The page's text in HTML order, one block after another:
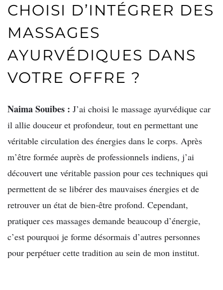
CHOISI D’INTÉGRER DES
MASSAGES
AYURVÉDIQUES DANS
VOTRE OFFRE ?
Naima Souibes : J’ai choisi le massage ayurvédique car
il allie douceur et profondeur, tout en permettant une
véritable circulation des énergies dans le corps. Après
m’être formée auprès de professionnels indiens, j’ai
découvert une véritable passion pour ces techniques qui
permettent de se libérer des mauvaises énergies et de
retrouver un état de bien-être profond. Cependant,
pratiquer ces massages demande beaucoup d’énergie,
c’est pourquoi je forme désormais d’autres personnes
pour perpétuer cette tradition au sein de mon institut.